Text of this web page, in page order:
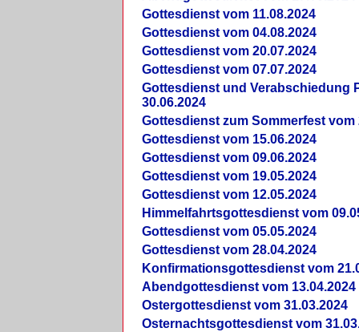
Gottesdienst vom 11.08.2024
Gottesdienst vom 04.08.2024
Gottesdienst vom 20.07.2024
Gottesdienst vom 07.07.2024
Gottesdienst und Verabschiedung
30.06.2024
Gottesdienst zum Sommerfest vom
Gottesdienst vom 15.06.2024
Gottesdienst vom 09.06.2024
Gottesdienst vom 19.05.2024
Gottesdienst vom 12.05.2024
Himmelfahrtsgottesdienst vom
Gottesdienst vom 05.05.2024
Gottesdienst vom 28.04.2024
Konfirmationsgottesdienst vom
Abendgottesdienst vom 13.04.2024
Ostergottesdienst vom 31.03.2024
Osternachtsgottesdienst vom